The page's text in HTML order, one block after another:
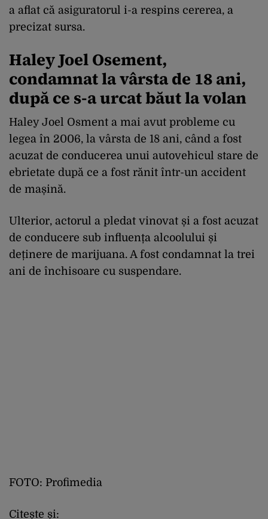
a aflat că asiguratorul i-a respins cererea, a
precizat sursa.
Haley Joel Osement,
condamnat la vârsta de 18 ani,
după ce s-a urcat băut la volan
Haley Joel Osment a mai avut probleme cu
legea în 2006, la vârsta de 18 ani, când a fost
acuzat de conducerea unui autovehicul stare de
ebrietate după ce a fost rănit într-un accident
de mașină.
Ulterior, actorul a pledat vinovat și a fost acuzat
de conducere sub influența alcoolului și
deținere de marijuana. A fost condamnat la trei
ani de închisoare cu suspendare.
FOTO: Profimedia
Citește și: